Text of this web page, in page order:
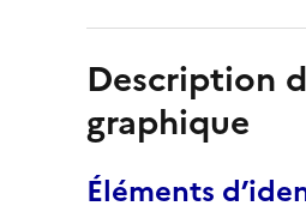
Description
graphique
Éléments